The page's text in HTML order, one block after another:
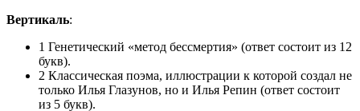
Вертикаль:
1 Генетический «метод бессмертия» (ответ состоит из 12
букв).
2 Классическая поэма, иллюстрации к которой создал не
только Илья Глазунов, но и Илья Репин (ответ состоит
из 5 букв).